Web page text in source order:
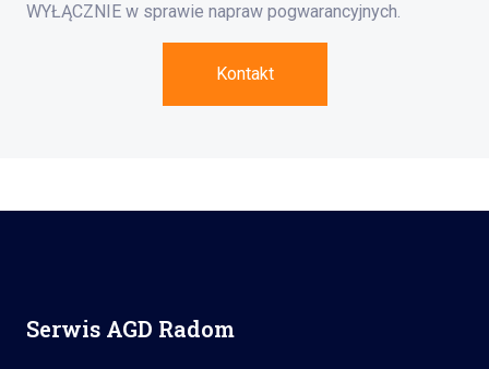
WYŁĄCZNIE w sprawie napraw pogwarancyjnych.
Kontakt
Serwis AGD Radom